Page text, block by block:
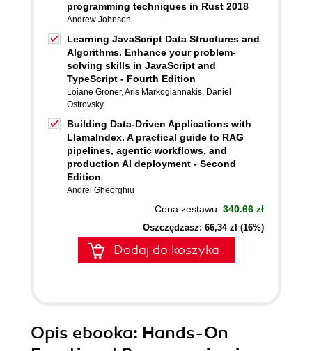
programming techniques in Rust 2018
Andrew Johnson
Learning JavaScript Data Structures and
Algorithms. Enhance your problem-
solving skills in JavaScript and
TypeScript - Fourth Edition
Loiane Groner,Aris Markogiannakis, Daniel
Ostrovsky
Building Data-Driven Applications with
LlamaIndex. A practical guide to RAG
pipelines, agentic workflows, and
production AI deployment - Second
Edition
Andrei Gheorghiu
Cena zestawu: 340.66 zł
Oszczędzasz: 66,34 zł (16%)
Dodaj do koszyka
Opis ebooka: Hands-On